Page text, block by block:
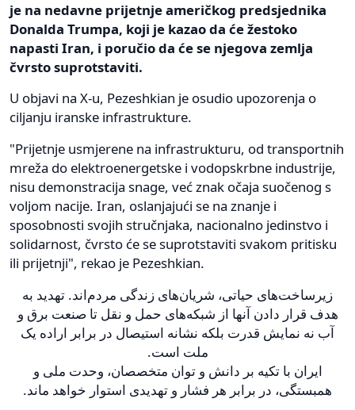
je na nedavne prijetnje američkog predsjednika
Donalda Trumpa, koji je kazao da će žestoko
napasti Iran, i poručio da će se njegova zemlja
čvrsto suprotstaviti.
U objavi na X-u, Pezeshkian je osudio upozorenja o
ciljanju iranske infrastrukture.
"Prijetnje usmjerene na infrastrukturu, od transportnih
mreža do elektroenergetske i vodopskrbne industrije,
nisu demonstracija snage, već znak očaja suočenog s
voljom nacije. Iran, oslanjajući se na znanje i
sposobnosti svojih stručnjaka, nacionalno jedinstvo i
solidarnost, čvrsto će se suprotstaviti svakom pritisku
ili prijetnji", rekao je Pezeshkian.
زیرساخت‌های حیاتی، شریان‌های زندگی مردم‌اند. تهدید به
هدف قرار دادن آنها از شبکه‌های حمل و نقل تا صنعت برق و
آب نه نمایش قدرت بلکه نشانه استیصال در برابر اراده یک
ملت است.
ایران با تکیه بر دانش و توان متخصصان، وحدت ملی و
همبستگی، در برابر هر فشار و تهدیدی استوار خواهد ماند.